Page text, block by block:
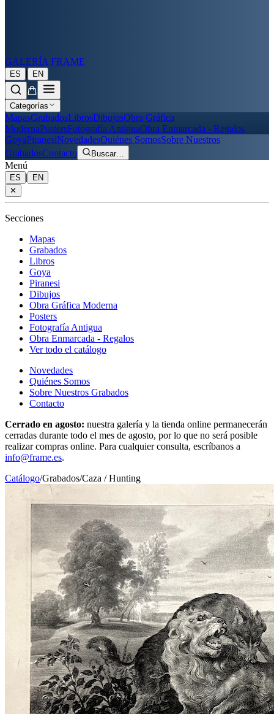
GALERÍA FRAME
ES | EN
Categorías
MapasGrabadosLibrosDibujosObra Gráfica
ModernaPostersFotografía AntiguaObra Enmarcada - Regalos
GoyaPiranesiNovedadesQuiénes SomosSobre Nuestros
GrabadosContacto Buscar…
Menú
ES |
EN
✕
Secciones
Mapas
Grabados
Libros
Goya
Piranesi
Dibujos
Obra Gráfica Moderna
Posters
Fotografía Antigua
Obra Enmarcada - Regalos
Ver todo el catálogo
Novedades
Quiénes Somos
Sobre Nuestros Grabados
Contacto
Cerrado en agosto: nuestra galería y la tienda online permanecerán
cerradas durante todo el mes de agosto, por lo que no será posible
realizar compras online. Para cualquier consulta, escríbanos a
info@frame.es.
Catálogo/Grabados/Caza / Hunting